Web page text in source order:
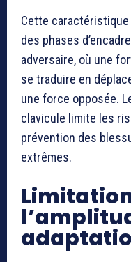
Cette
des phases
adversaire, où une
se traduire en
une force opposée.
clavicule limite les
prévention des
extrêmes.